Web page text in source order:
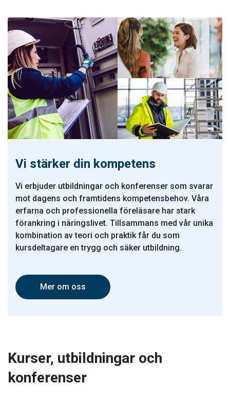
Vi stärker din kompetens
Vi erbjuder utbildningar och konferenser som svarar
mot dagens och framtidens kompetensbehov. Våra
erfarna och professionella föreläsare har stark
förankring i näringslivet. Tillsammans med vår unika
kombination av teori och praktik får du som
kursdeltagare en trygg och säker utbildning.
Mer om oss
Kurser, utbildningar och
konferenser